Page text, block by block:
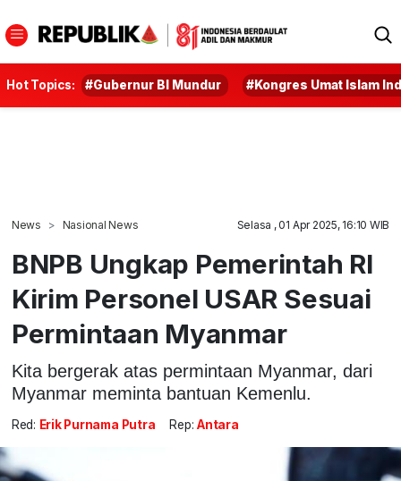
Hot Topics: #Gubernur BI Mundur #Kongres Umat Islam
News Nasional News Selasa , 01 Apr 2025, 16:10 WIB
BNPB Ungkap Pemerintah RI
Kirim Personel USAR Sesuai
Permintaan Myanmar
Kita bergerak atas permintaan Myanmar, dari
Myanmar meminta bantuan Kemenlu.
Red: Erik Purnama Putra Rep: Antara